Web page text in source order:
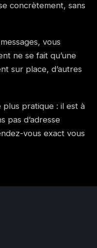
concrètement, sans
vous
ne se fait qu’une
sur place, d’autres
plus pratique : il est à
pas d’adresse
vous exact vous